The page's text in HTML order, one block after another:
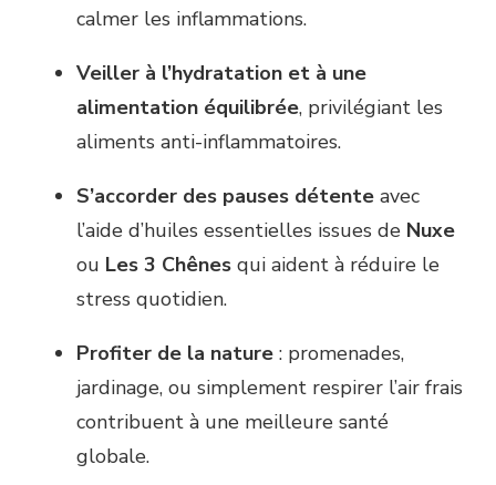
calmer les inflammations.
Veiller à l’hydratation et à une
alimentation équilibrée, privilégiant les
aliments anti-inflammatoires.
S’accorder des pauses détente avec
l’aide d’huiles essentielles issues de Nuxe
ou Les 3 Chênes qui aident à réduire le
stress quotidien.
Profiter de la nature : promenades,
jardinage, ou simplement respirer l’air frais
contribuent à une meilleure santé
globale.